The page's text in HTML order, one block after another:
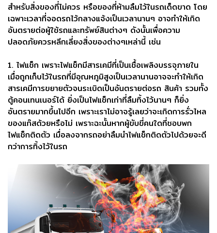
สำหรับสิ่งของที่ไม่ควร หรือของที่ห้ามลืมไว้ในรถเด็ดขาด โดย
เฉพาะเวลาที่จอดรถไว้กลางแจ้งเป็นเวลานานๆ อาจทำให้เกิด
อันตรายต่อผู้ใช้รถและทรัพย์สินต่างๆ ดังนั้นเพื่อความ
ปลอดภัยควรหลีกเลี่ยงสิ่งของต่างๆเหล่านี้ เช่น
1. ไฟแช็ก เพราะไฟแช็กมีสารเคมีที่เป็นเชื้อเพลิงบรรจุภายใน
เมื่อถูกเก็บไว้ในรถที่มีอุณหภูมิสูงเป็นเวลานานอาจจะทำให้เกิด
สารเคมีการขยายตัวจนระเบิดเป็นอันตรายต่อรถ สินค้า รวมทั้ง
ตู้คอนเทนเนอร์ได้ ยิ่งเป็นไฟแช็กเก่าที่ลืมทิ้งไว้นานๆ ก็ยิ่ง
อันตรายมากขึ้นไปอีก เพราะเราไม่อาจรู้เลยว่าจะเกิดการรั่วไหล
ของแก๊สด้วยหรือไม่ เพราะฉะนั้นหากผู้ขับขี่คนใดที่ชอบพก
ไฟแช็กติดตัว เมื่อลงจากรถอย่าลืมนำไฟแช็กติดตัวไปด้วยจะดี
กว่าการทิ้งไว้ในรถ